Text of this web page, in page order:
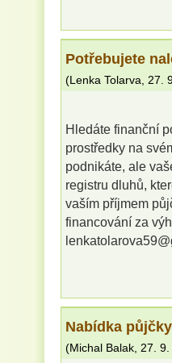
Potřebujete
(Lenka Tolarva 27.
Hledáte finanční
prostředky na
podnikáte, ale
registru dluhů,
vaším příjmem
financování za
Nabídka
(Michal Balak 27.